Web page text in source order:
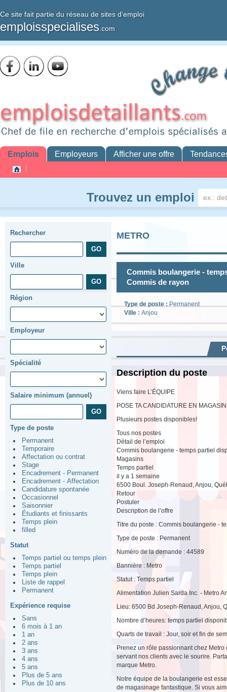
Ce site fait partie du réseau de sites d'emploi
emploisspecialises .com
Emplois Employeurs Afficher une offre
Trouvez un emploi
Rechercher
Ville
Région
Employeur
Spécialité
Salaire minimum (annuel)
Type de poste
Permanent
Temporaire
Affectation ou contrat
Stage
Encadrement - Permanent
Encadrement - Affectation
Candidature spontanée
Occasionnel
Saisonnier
Étudiants et finissants
Temps plein
filled
Statut
Temps partiel ou temps plein
Temps partiel
Temps plein
Liste de rappel
Permanent
Expérience requise
Sans
6 mois à 1 an
1 an
2 ans
3 ans
4 ans
5 ans
Plus de 5 ans
Plus de 10 ans
METRO
Commis boulangerie -
Commis de rayon
Type de poste :Permanent
Ville : Anjou
Description du poste
Viens faire L’ÉQUIPE
POSE TA CANDIDATURE EN
Plusieurs postes disponibles!
Tous nos postes
Détail de l’emploi
Commis boulangerie - temps partiel
Magasins
Temps partiel
il y a 1 semaine
6500 Boul. Joseph-Renaud, Anjou,
Retour
Postuler
Description de l’offre
Titre du poste : Commis boulangerie -
Type de poste : Permanent
Numéro de la demande : 44589
Bannière : Metro
Statut : Temps partiel
Alimentation Julien Sarda Inc. - Metro
Lieu: 6500 Bd Joseph-Renaud, Anjou,
Nombre d’heures: temps partiel
Quarts de travail : Jour, soir et fin de
Prenez un rôle passionnant chez
servant nos clients avec le sourire.
marque Metro.
Notre équipe de la boulangerie est
de magasinage fantastique. Si vous